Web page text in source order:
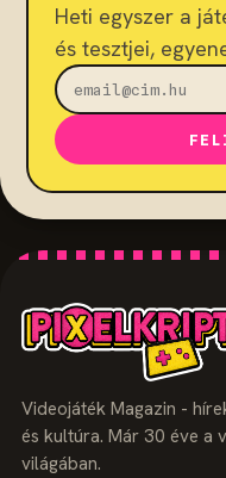
Heti egyszer a
és tesztjei,
Videojáték Magazin -
és kultúra. Már 30 éve a
világában.